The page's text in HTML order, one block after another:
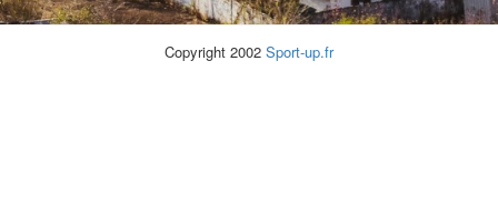
Copyright 2002 Sport-up.fr